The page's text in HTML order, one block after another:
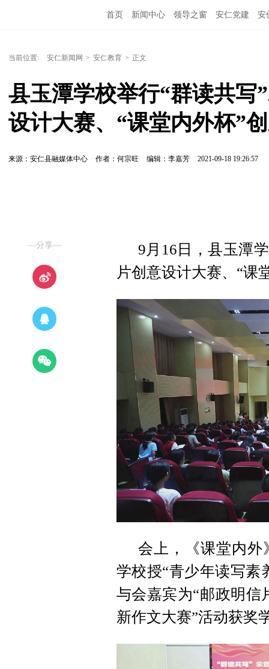
首页 新闻中心 领导之窗 安仁党建 安
当前位置: 安仁新闻网 > 安仁教育 > 正文
县玉潭学校举行“群读共写
设计大赛、“课堂内外杯”
来源：安仁县融媒体中心 作者：何宗旺 编辑：李嘉芳 2021-09-18 19:26:57
—分享—
9月16日，县玉潭
片创意设计大赛、“课
会上，《课堂内外
学校授“青少年读写素
与会嘉宾为“邮政明信
新作文大赛”活动获奖